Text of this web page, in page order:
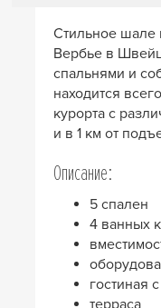
Стильное шале
Вербье в
спальнями и
находится
курорта с
и в 1 км от
Описание:
5 спален
4 ванных
гостиная
терраса